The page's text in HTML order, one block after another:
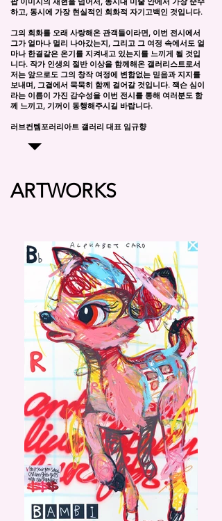
하고, 동시에 가장 현실적인 회화적 자기고백인 것입니다.
그의 회화를 오래 사랑해온 관객들이라면, 이번 전시에서
그가 얼마나 멀리 나아갔는지, 그리고 그 여정 속에서도 얼
마나 한결같은 온기를 지켜내고 있는지를 느끼게 될 것입
니다. 작가 인생의 절반 이상을 함께해온 갤러리스트로서
저는 앞으로도 그의 창작 여정에 변함없는 믿음과 지지를
보내며, 그곁에서 묵묵히 함께 걸어갈 것입니다. 잭슨 심이
라는 이름이 가진 감수성을 이번 전시를 통해 여러분도 함
께 느끼고, 기꺼이 동행해주시길 바랍니다.
러브컨템포러리아트 갤러리 대표 임규향
ARTWORKS